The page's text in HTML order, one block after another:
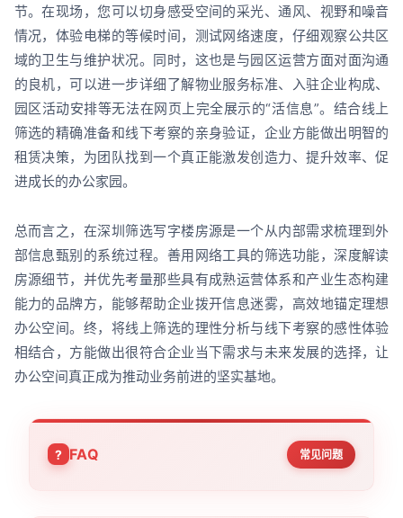
节。在现场，您可以切身感受空间的采光、通风、视野和噪音
情况，体验电梯的等候时间，测试网络速度，仔细观察公共区
域的卫生与维护状况。同时，这也是与园区运营方面对面沟通
的良机，可以进一步详细了解物业服务标准、入驻企业构成、
园区活动安排等无法在网页上完全展示的“活信息”。结合线上
筛选的精确准备和线下考察的亲身验证，企业方能做出明智的
租赁决策，为团队找到一个真正能激发创造力、提升效率、促
进成长的办公家园。
总而言之，在深圳筛选写字楼房源是一个从内部需求梳理到外
部信息甄别的系统过程。善用网络工具的筛选功能，深度解读
房源细节，并优先考量那些具有成熟运营体系和产业生态构建
能力的品牌方，能够帮助企业拨开信息迷雾，高效地锚定理想
办公空间。终，将线上筛选的理性分析与线下考察的感性体验
相结合，方能做出很符合企业当下需求与未来发展的选择，让
办公空间真正成为推动业务前进的坚实基地。
FAQ 常见问题